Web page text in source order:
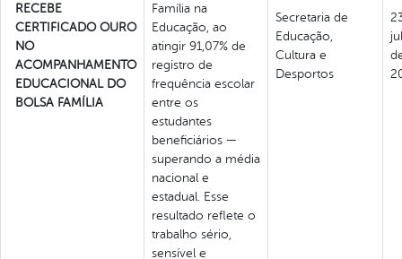
RECEBE
CERTIFICADO OURO
NO
ACOMPANHAMENTO
EDUCACIONAL DO
BOLSA FAMÍLIA
Família na
Educação, ao
atingir 91,07% de
registro de
frequência escolar
entre os
estudantes
beneficiários —
superando a média
nacional e
estadual. Esse
resultado reflete o
trabalho sério,
sensível e
Secretaria de
Educação,
Cultura e
Desportos